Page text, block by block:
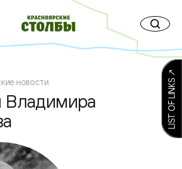
новости LIST OF LINKS ↗